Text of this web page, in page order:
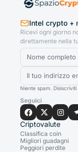
Intel crypto +
Ricevi ogni giorno
direttamente nella
Niente spam. Disiscriviti
Seguici
Criptovalute
Classifica coin
Migliori guadagni
Peggiori perdite